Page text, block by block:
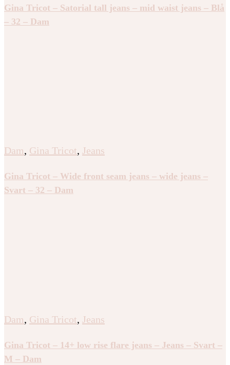
Gina Tricot – Satorial tall jeans – mid waist jeans – Blå
– 32 – Dam
Dam, Gina Tricot, Jeans
Gina Tricot – Wide front seam jeans – wide jeans –
Svart – 32 – Dam
Dam, Gina Tricot, Jeans
Gina Tricot – 14+ low rise flare jeans – Jeans – Svart –
M – Dam